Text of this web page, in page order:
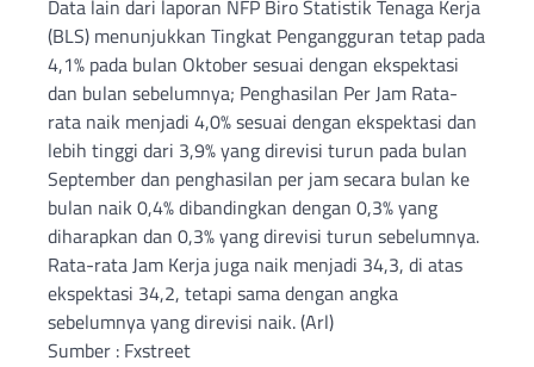
Data lain dari laporan NFP Biro Statistik Tenaga Kerja
(BLS) menunjukkan Tingkat Pengangguran tetap pada
4,1% pada bulan Oktober sesuai dengan ekspektasi
dan bulan sebelumnya; Penghasilan Per Jam Rata-
rata naik menjadi 4,0% sesuai dengan ekspektasi dan
lebih tinggi dari 3,9% yang direvisi turun pada bulan
September dan penghasilan per jam secara bulan ke
bulan naik 0,4% dibandingkan dengan 0,3% yang
diharapkan dan 0,3% yang direvisi turun sebelumnya.
Rata-rata Jam Kerja juga naik menjadi 34,3, di atas
ekspektasi 34,2, tetapi sama dengan angka
sebelumnya yang direvisi naik. (Arl)
Sumber : Fxstreet